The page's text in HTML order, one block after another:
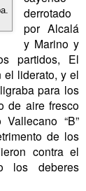
derrotado
por Alcalá
y Marino y
partidos, El
el liderato, y el
para los
de aire fresco
“B”
de los
contra el
los deberes